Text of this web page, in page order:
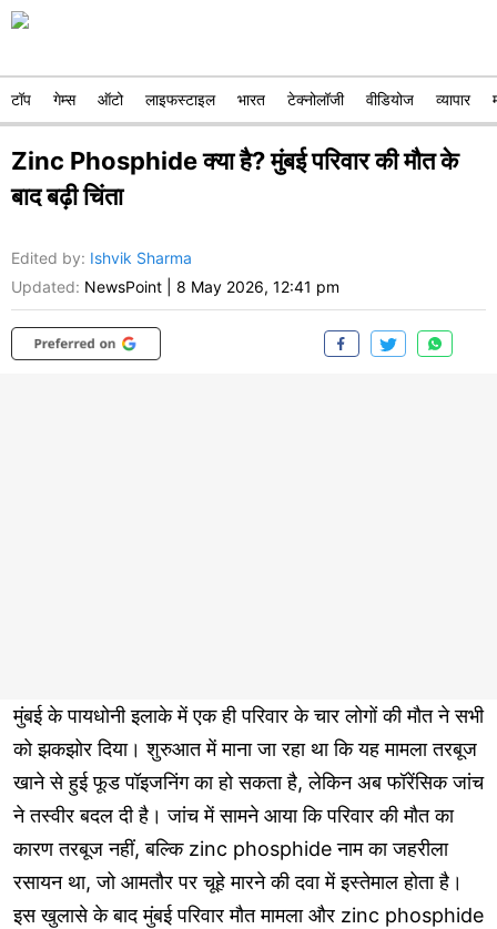
टॉप गेम्स ऑटो लाइफस्टाइल भारत टेक्नोलॉजी वीडियोज व्यापार
Zinc Phosphide क्या है? मुंबई परिवार की मौत के
बाद बढ़ी चिंता
Edited by: Ishvik Sharma
Updated: NewsPoint 8 May 2026, 12:41 pm
मुंबई के पायधोनी इलाके में एक ही परिवार के चार लोगों की मौत ने सभी
को झकझोर दिया। शुरुआत में माना जा रहा था कि यह मामला तरबूज
खाने से हुई फूड पॉइजनिंग का हो सकता है, लेकिन अब फॉरेंसिक जांच
ने तस्वीर बदल दी है। जांच में सामने आया कि परिवार की मौत का
कारण तरबूज नहीं, बल्कि zinc phosphide नाम का जहरीला
रसायन था, जो आमतौर पर चूहे मारने की दवा में इस्तेमाल होता है।
इस खुलासे के बाद मुंबई परिवार मौत मामला और zinc phosphide